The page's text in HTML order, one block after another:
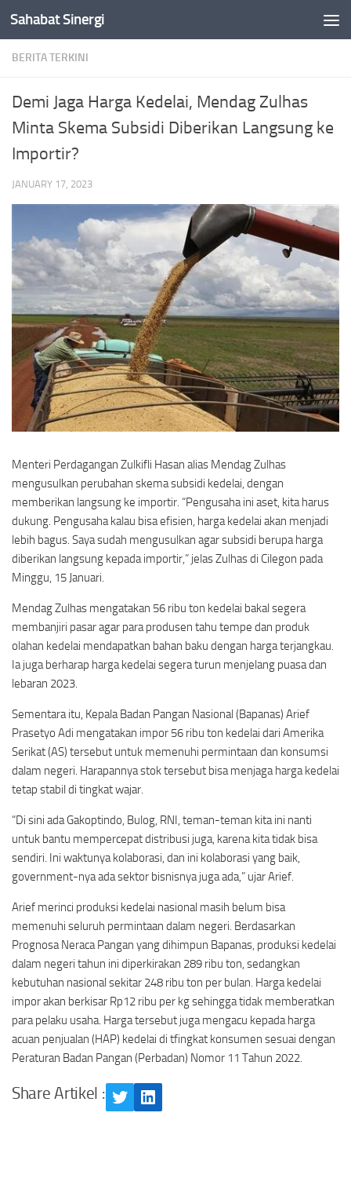
Skip to content
Sahabat Sinergi
BERITA TERKINI
Demi Jaga Harga Kedelai, Mendag Zulhas
Minta Skema Subsidi Diberikan Langsung ke
Importir?
JANUARY 17, 2023
Menteri Perdagangan Zulkifli Hasan alias Mendag Zulhas
mengusulkan perubahan skema subsidi kedelai, dengan
memberikan langsung ke importir. “Pengusaha ini aset, kita harus
dukung. Pengusaha kalau bisa efisien, harga kedelai akan menjadi
lebih bagus. Saya sudah mengusulkan agar subsidi berupa harga
diberikan langsung kepada importir,” jelas Zulhas di Cilegon pada
Minggu, 15 Januari.
Mendag Zulhas mengatakan 56 ribu ton kedelai bakal segera
membanjiri pasar agar para produsen tahu tempe dan produk
olahan kedelai mendapatkan bahan baku dengan harga terjangkau.
Ia juga berharap harga kedelai segera turun menjelang puasa dan
lebaran 2023.
Sementara itu, Kepala Badan Pangan Nasional (Bapanas) Arief
Prasetyo Adi mengatakan impor 56 ribu ton kedelai dari Amerika
Serikat (AS) tersebut untuk memenuhi permintaan dan konsumsi
dalam negeri. Harapannya stok tersebut bisa menjaga harga kedelai
tetap stabil di tingkat wajar.
“Di sini ada Gakoptindo, Bulog, RNI, teman-teman kita ini nanti
untuk bantu mempercepat distribusi juga, karena kita tidak bisa
sendiri. Ini waktunya kolaborasi, dan ini kolaborasi yang baik,
government-nya ada sektor bisnisnya juga ada,” ujar Arief.
Arief merinci produksi kedelai nasional masih belum bisa
memenuhi seluruh permintaan dalam negeri. Berdasarkan
Prognosa Neraca Pangan yang dihimpun Bapanas, produksi kedelai
dalam negeri tahun ini diperkirakan 289 ribu ton, sedangkan
kebutuhan nasional sekitar 248 ribu ton per bulan. Harga kedelai
impor akan berkisar Rp12 ribu per kg sehingga tidak memberatkan
para pelaku usaha. Harga tersebut juga mengacu kepada harga
acuan penjualan (HAP) kedelai di tfingkat konsumen sesuai dengan
Peraturan Badan Pangan (Perbadan) Nomor 11 Tahun 2022.
Share Artikel :
TwitterLinkedIn